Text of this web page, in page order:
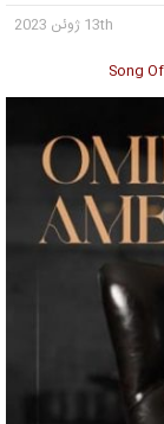
13th ژوئن 2023
Song Of